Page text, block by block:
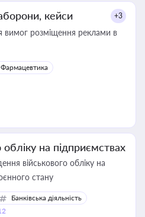
кейси +3
вимог розміщення реклами в
Фармацевтика
на підприємствах
військового обліку на
стану
Банківська діяльність